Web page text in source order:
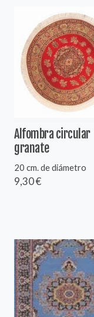
Alfombra circular
granate
20 cm. de diámetro
9,30 €